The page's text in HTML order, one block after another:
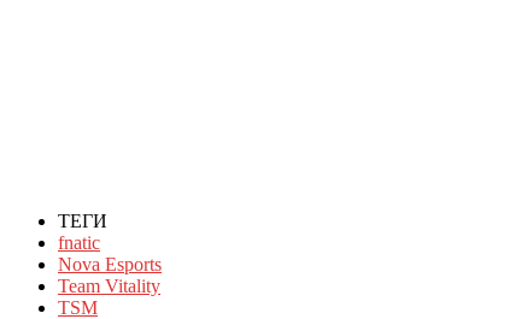
ТЕГИ
fnatic
Nova Esports
Team Vitality
TSM